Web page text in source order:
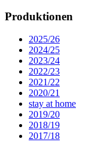
Produktionen
2025/26
2024/25
2023/24
2022/23
2021/22
2020/21
stay at home
2019/20
2018/19
2017/18